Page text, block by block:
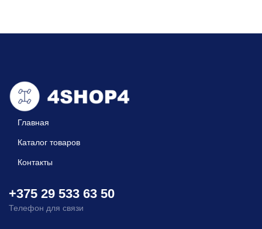
Главная
Каталог товаров
Контакты
+375 29 533 63 50
Телефон для связи